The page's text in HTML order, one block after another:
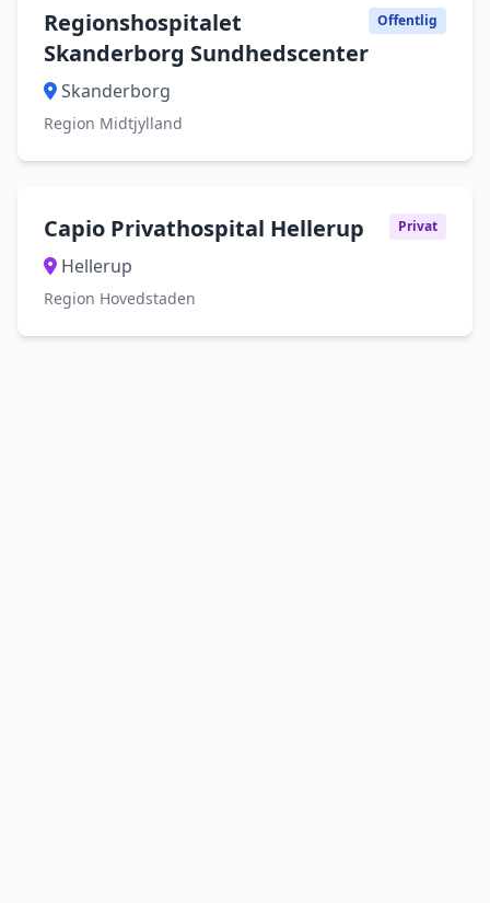
Regionshospitalet
Skanderborg Sundhedscenter
Offentlig
Skanderborg
Region Midtjylland
Capio Privathospital Hellerup Privat
Hellerup
Region Hovedstaden